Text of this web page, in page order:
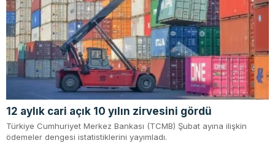
12 aylık cari açık 10 yılın zirvesini gördü
Türkiye Cumhuriyet Merkez Bankası (TCMB) Şubat ayına ilişkin
ödemeler dengesi istatistiklerini yayımladı.